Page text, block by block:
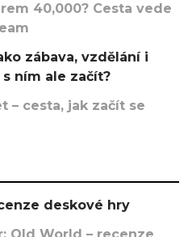
40,000? Cesta vede
zábava, vzdělání i
ním ale začít?
– cesta, jak začít se
deskové hry